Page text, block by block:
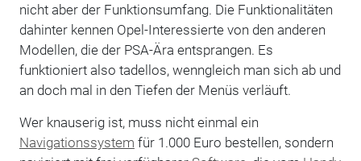
nicht aber der Funktionsumfang. Die Funktionalitäten
dahinter kennen Opel-Interessierte von den anderen
Modellen, die der PSA-Ära entsprangen. Es
funktioniert also tadellos, wenngleich man sich ab und
an doch mal in den Tiefen der Menüs verläuft.
Wer knauserig ist, muss nicht einmal ein
Navigationssystem für 1.000 Euro bestellen, sondern